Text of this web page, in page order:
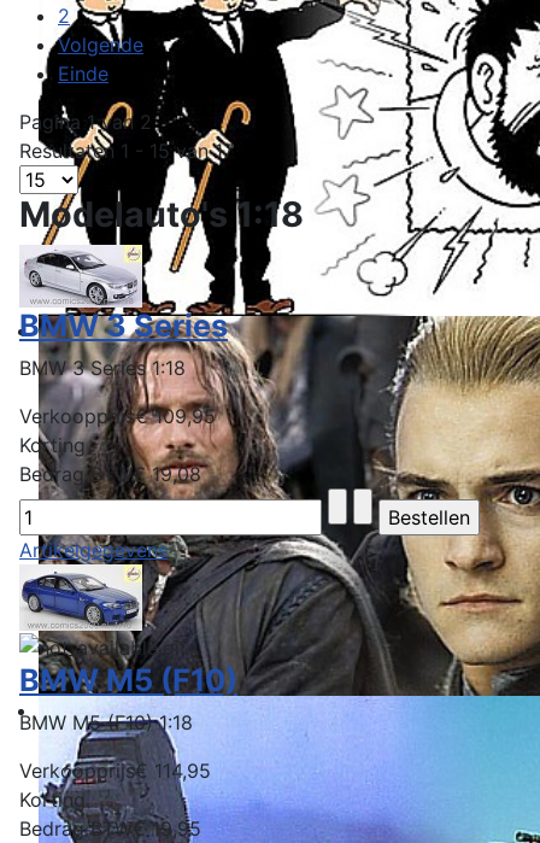
2
Volgende
Einde
Pagina 1 van 2
Resultaten 1 - 15 van 17
Modelauto's 1:18
BMW 3 Series
BMW 3 Series 1:18
Verkoopprijs€ 109,95
Korting
Bedrag BTW€ 19,08
Artikelgegevens
BMW M5 (F10)
BMW M5 (F10) 1:18
Verkoopprijs€ 114,95
Korting
Bedrag BTW€ 19,95